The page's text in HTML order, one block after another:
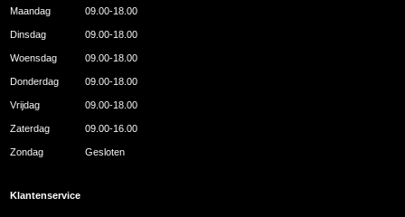
Maandag 09.00-18.00
Dinsdag 09.00-18.00
Woensdag 09.00-18.00
Donderdag 09.00-18.00
Vrijdag 09.00-18.00
Zaterdag 09.00-16.00
Zondag Gesloten
Klantenservice